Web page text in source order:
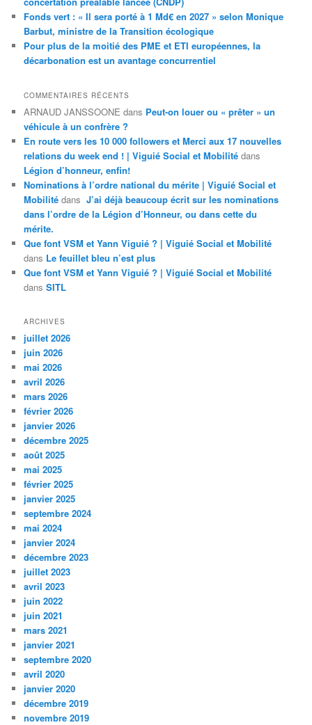
Fonds vert : « Il sera porté à 1 Md€ en 2027 » selon Monique
Barbut, ministre de la Transition écologique
Pour plus de la moitié des PME et ETI européennes, la
décarbonation est un avantage concurrentiel
COMMENTAIRES RÉCENTS
ARNAUD JANSSOONE dans Peut-on louer ou « prêter » un
véhicule à un confrère ?
En route vers les 10 000 followers et Merci aux 17 nouvelles
relations du week end ! | Viguié Social et Mobilité dans
Légion d’honneur, enfin!
Nominations à l’ordre national du mérite | Viguié Social et
Mobilité dans J’ai déjà beaucoup écrit sur les nominations
dans l’ordre de la Légion d’Honneur, ou dans cette du
mérite.
Que font VSM et Yann Viguié ? | Viguié Social et Mobilité
dans Le feuillet bleu n’est plus
Que font VSM et Yann Viguié ? | Viguié Social et Mobilité
dansSITL
ARCHIVES
juillet 2026
juin 2026
mai 2026
avril 2026
mars 2026
février 2026
janvier 2026
décembre 2025
août 2025
mai 2025
février 2025
janvier 2025
septembre 2024
mai 2024
janvier 2024
décembre 2023
juillet 2023
avril 2023
juin 2022
juin 2021
mars 2021
janvier 2021
septembre 2020
avril 2020
janvier 2020
décembre 2019
novembre 2019